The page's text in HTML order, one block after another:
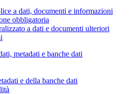
a dati, documenti e informazioni
obbligatoria
a dati e documenti ulteriori
metadati e banche dati
e della banche dati